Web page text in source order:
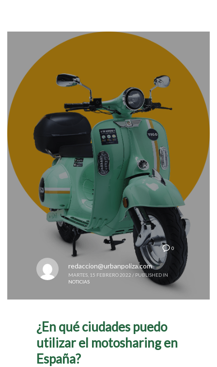
0
redaccion@urbanpoliza.com
MARTES, 15 FEBRERO 2022 / PUBLISHED IN
NOTICIAS
¿En qué ciudades puedo
utilizar el motosharing en
España?